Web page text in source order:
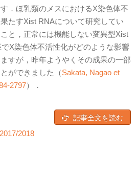
．ほ乳類のメスにおけるX染色体不
たすXist RNAについて研究してい
と，正常には機能しない変異型Xist
X染色体不活性化がどのような影響
すが，昨年ようやくその成果の一部
ができました（Sakata, Nagao et
2797）．
記事全文を読む
2018